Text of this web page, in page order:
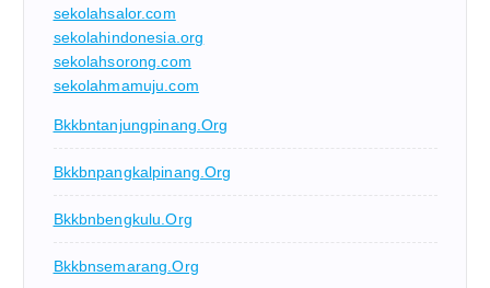
sekolahsalor.com
sekolahindonesia.org
sekolahsorong.com
sekolahmamuju.com
Bkkbntanjungpinang.org
Bkkbnpangkalpinang.org
Bkkbnbengkulu.org
Bkkbnsemarang.org